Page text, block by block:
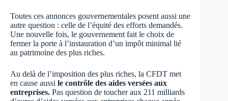
Toutes ces annonces gouvernementales posent aussi une
autre question : celle de l’équité des efforts demandés.
Une nouvelle fois, le gouvernement fait le choix de
fermer la porte à l’instauration d’un impôt minimal lié
au patrimoine des plus riches.
Au delà de l’imposition des plus riches, la CFDT met
en cause aussi le contrôle des aides versées aux
entreprises. Pas question de toucher aux 211 milliards